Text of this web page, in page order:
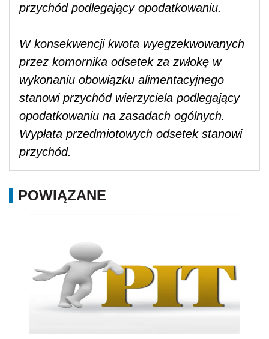
przychód podlegający opodatkowaniu.
W konsekwencji kwota wyegzekwowanych
przez komornika odsetek za zwłokę w
wykonaniu obowiązku alimentacyjnego
stanowi przychód wierzyciela podlegający
opodatkowaniu na zasadach ogólnych.
Wypłata przedmiotowych odsetek stanowi
przychód.
POWIĄZANE